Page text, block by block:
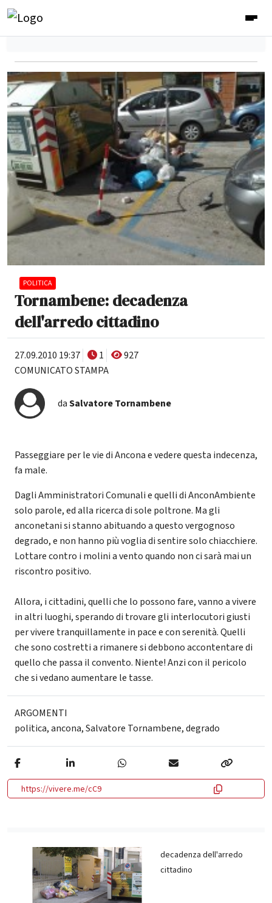
POLITICA
Tornambene: decadenza
dell'arredo cittadino
27.09.2010 19:37 1
927
COMUNICATO STAMPA
daSalvatore Tornambene
Passeggiare per le vie di Ancona e vedere questa indecenza,
fa male.
Dagli Amministratori Comunali e quelli di AnconAmbiente
solo parole, ed alla ricerca di sole poltrone. Ma gli
anconetani si stanno abituando a questo vergognoso
degrado, e non hanno più voglia di sentire solo chiacchiere.
Lottare contro i molini a vento quando non ci sarà mai un
riscontro positivo.
Allora, i cittadini, quelli che lo possono fare, vanno a vivere
in altri luoghi, sperando di trovare gli interlocutori giusti
per vivere tranquillamente in pace e con serenità. Quelli
che sono costretti a rimanere si debbono accontentare di
quello che passa il convento. Niente! Anzi con il pericolo
che si vedano aumentare le tasse.
ARGOMENTI
politica,ancona,Salvatore Tornambene,degrado
https://vivere.me/cC9
decadenza dell'arredo
cittadino